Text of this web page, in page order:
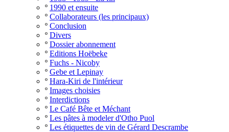
º 1990 et ensuite
º Collaborateurs (les principaux)
º Conclusion
º Divers
º Dossier abonnement
º Editions Hoëbeke
º Fuchs - Nicoby
º Gebe et Lepinay
º Hara-Kiri de l'intérieur
º Images choisies
º Interdictions
º Le Café Bête et Méchant
º Les pâtes à modeler d'Otho Puol
º Les étiquettes de vin de Gérard Descrambe